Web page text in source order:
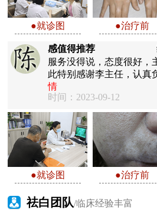
●就诊图 ●治疗前
感值得推荐
服务没得说，态度很好，
此特别感谢李主任，认
情
时间：2023-09-12
●就诊图 ●治疗前
祛白团队/临床经验丰富